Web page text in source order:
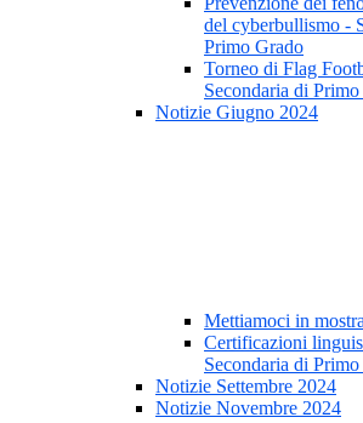
del cyberbullismo -
Primo Grado
Torneo di Flag
Secondaria di
Notizie Giugno 2024
Mettiamoci in
Certificazioni
Secondaria di
Notizie Settembre 2024
Notizie Novembre 2024